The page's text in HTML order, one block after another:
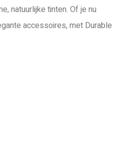
natuurlijke tinten. Of je nu
accessoires, met Durable